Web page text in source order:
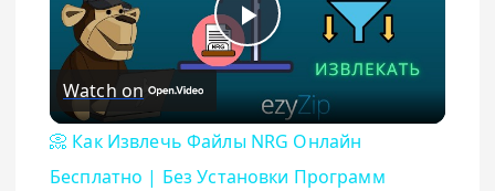
Play Video
Watch on
📀 Как Извлечь Файлы NRG Онлайн
Бесплатно | Без Установки Программ